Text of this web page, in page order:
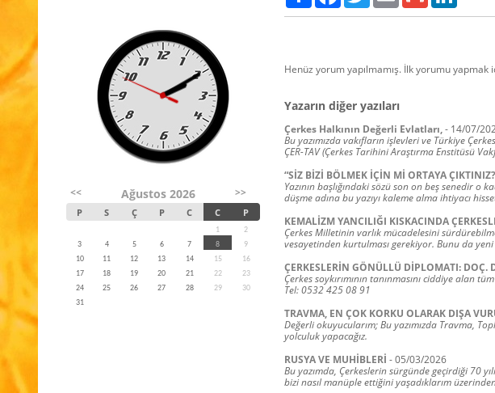
<< Ağustos 2026 >>
P S Ç P C C P
1
2
3
4 5 6 7 8
9
10
11 12 13 14 15
16
17
18 19 20 21 22
23
24
25 26 27 28 29
30
31
Henüz yorum yapılmamış. İlk yorumu yapmak
Yazarın diğer yazıları
Çerkes Halkının Değerli Evlatları,- 14/07/
Bu yazımızda vakıfların işlevleri ve Türkiye
ÇER-TAV (Çerkes Tarihini Araştırma Enstitüsü
“SİZ BİZİ BÖLMEK İÇİN Mİ ORTAYA
Yazının başlığındaki sözü son on beş senedir
düşme adına bu yazıyı kaleme alma ihtiyacı
KEMALİZM YANCILIĞI KISKACINDA
Çerkes Milletinin varlık mücadelesini
vesayetinden kurtulması gerekiyor. Bunu da
ÇERKESLERİN GÖNÜLLÜ DİPLOMATI: DOÇ.
Çerkes soykırımının tanınmasını ciddiye alan
Tel: 0532 425 08 91
TRAVMA, EN ÇOK KORKU OLARAK DIŞA
Değerli okuyucularım; Bu yazımızda Travma,
yolculuk yapacağız.
RUSYA VE MUHİBLERİ -05/03/2026
Bu yazımda, Çerkeslerin sürgünde geçirdiği 70
bizi nasıl manüple ettiğini yaşadıklarım